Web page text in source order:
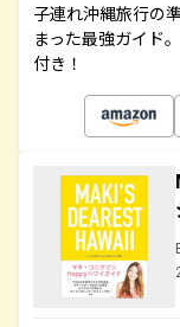
子連れ沖縄旅行の
まった最強ガイド
付き！